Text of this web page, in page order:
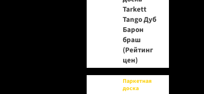
Tarkett
Tango Дуб
Барон
браш
(Рейтинг
цен)
Паркетная
доска